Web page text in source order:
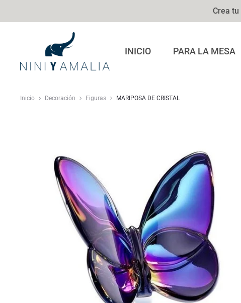
Crea tu
INICIO PARA LA MESA
Inicio Decoración Figuras MARIPOSA DE CRISTAL